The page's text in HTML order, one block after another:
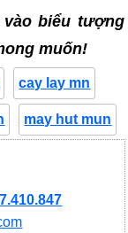
biểu tượng
muốn!
cay lay mn
may hut mun